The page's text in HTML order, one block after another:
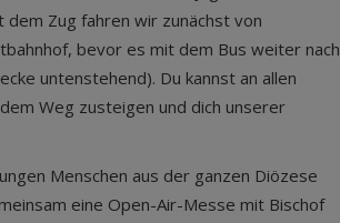
dem Zug fahren wir zunächst von
bevor es mit dem Bus weiter nach
untenstehend). Du kannst an allen
Weg zusteigen und dich unserer
Menschen aus der ganzen Diözese
eine Open-Air-Messe mit Bischof